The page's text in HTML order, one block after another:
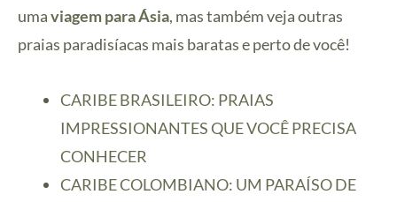
umaviagem para Ásia, mas também veja outras
praias paradisíacas mais baratas e perto de você!
CARIBE BRASILEIRO: PRAIAS
IMPRESSIONANTES QUE VOCÊ PRECISA
CONHECER
CARIBE COLOMBIANO: UM PARAÍSO DE